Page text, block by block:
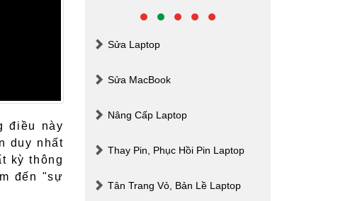
điều này
duy nhất
kỳ thông
đến "sự
Sửa Laptop
Sửa MacBook
Nâng Cấp Laptop
Thay Pin, Phục Hồi Pin Laptop
Tân Trang Vỏ, Bản Lề Laptop